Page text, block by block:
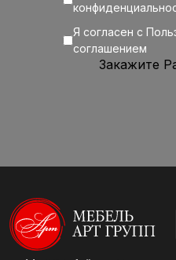
Я согласен с
соглашением